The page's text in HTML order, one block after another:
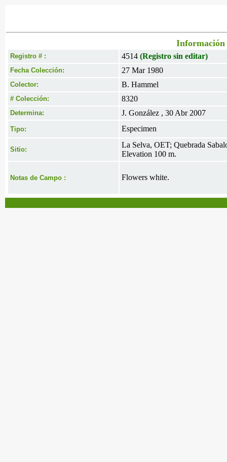
Información
Registro # : 4514 (Registro sin editar)
Fecha Colección: 27 Mar 1980
Colector: B. Hammel
# Colección: 8320
Determina: J. González , 30 Abr 2007
Tipo: Especimen
Sitio:
La Selva, OET; Quebrada
Elevation 100 m.
Notas de Campo : Flowers white.